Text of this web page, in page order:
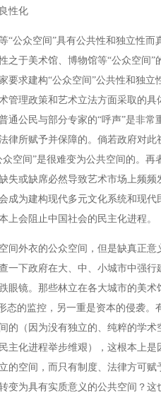
性化
“公众空间”具有公共性和独立性而
之于美术馆、博物馆等“公众空间”
要求建构“公众空间”公共性和独立
管理政策和艺术立法方面采取的具
通公民与部分专家的“呼声”是非常
律所赋予并保障的。倘若政府对此
空间”是很难变为公共空间的。再
失或缺席必然导致艺术市场上频频
成为建构现代多元文化系统和现代
上会阻止中国社会的民主化进程。
间外衣的公众空间，但是缺真正
一下政府在大、中、小城市中强行
眼镜。那些林立在各大城市的美术
态的监控，另一重是资本的侵袭。
的（因为没有独立的、纯粹的学术
主化进程举步维艰），这根本上是
的空间，而只有制度、法律方可赋
变为具有实质意义的公共空间？这